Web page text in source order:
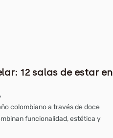
12 salas de estar en
colombiano a través de doce
funcionalidad, estética y